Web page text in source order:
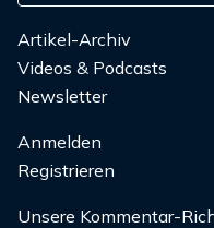
Artikel-Archiv
Videos & Podcasts
Newsletter
Anmelden
Registrieren
Unsere Kommentar-